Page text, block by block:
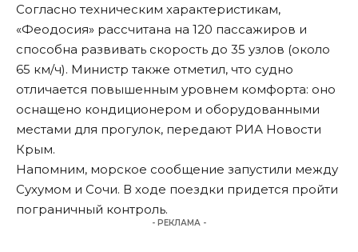
Согласно техническим характеристикам,
«Феодосия» рассчитана на 120 пассажиров и
способна развивать скорость до 35 узлов (около
65 км/ч). Министр также отметил, что судно
отличается повышенным уровнем комфорта: оно
оснащено кондиционером и оборудованными
местами для прогулок, передают РИА Новости
Крым.
Напомним, морское сообщение запустили между
Сухумом и Сочи. В ходе поездки придется пройти
пограничный контроль.
- РЕКЛАМА -